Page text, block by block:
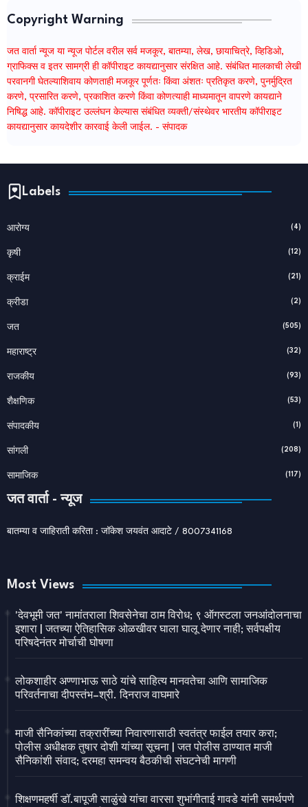
Copyright Warning
जत वार्ता न्यूज या न्यूज पोर्टल वरील सर्व मजकूर, बातम्या, लेख, छायाचित्रे, व्हिडिओ,
ग्राफिक्स व इतर सामग्री ही कॉपीराइट कायद्यानुसार संरक्षित आहे. संबंधित मालकाची लेखी
परवानगी घेतल्याशिवाय कोणताही मजकूर पूर्णतः किंवा अंशतः प्रतिकृत करणे, पुनर्मुद्रित
करणे, प्रसारित करणे, प्रकाशित करणे किंवा कोणत्याही माध्यमातून वापरणे कायद्याने
निषिद्ध आहे. कॉपीराइट उल्लंघन केल्यास संबंधित व्यक्ती/संस्थेवर भारतीय कॉपीराइट
कायद्यानुसार कायदेशीर कारवाई केली जाईल. - संपादक
Labels
आरोग्य (4)
कृषी (12)
क्राईम (21)
क्रीडा (2)
जत (505)
महाराष्ट्र (32)
राजकीय (93)
शैक्षणिक (53)
संपादकीय (1)
सांगली (208)
सामाजिक (117)
जत वार्ता - न्यूज
बातम्या व जाहिराती करिता : जॉकेश जयवंत आदाटे / 8007341168
Most Views
'देवभूमी जत' नामांतराला शिवसेनेचा ठाम विरोध; ९ ऑगस्टला जनआंदोलनाचा
इशारा | जतच्या ऐतिहासिक ओळखीवर घाला घालू देणार नाही; सर्वपक्षीय
परिषदेनंतर मोर्चाची घोषणा
लोकशाहीर अण्णाभाऊ साठे यांचे साहित्य मानवतेचा आणि सामाजिक
परिवर्तनाचा दीपस्तंभ–श्री. दिनराज वाघमारे
माजी सैनिकांच्या तक्रारींच्या निवारणासाठी स्वतंत्र फाईल तयार करा;
पोलीस अधीक्षक तुषार दोशी यांच्या सूचना | जत पोलीस ठाण्यात माजी
सैनिकांशी संवाद; दरमहा समन्वय बैठकीची संघटनेची मागणी
शिक्षणमहर्षी डॉ.बापूजी साळुंखे यांचा वारसा शुभांगीताई गावडे यांनी समर्थपणे